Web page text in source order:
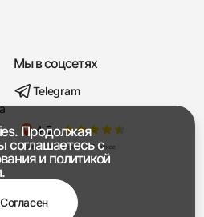
22-37
08:00 — 19:00
Мы в соцсетях
Telegram
Продолжая
соглашаетесь с
и политикой
Согласен